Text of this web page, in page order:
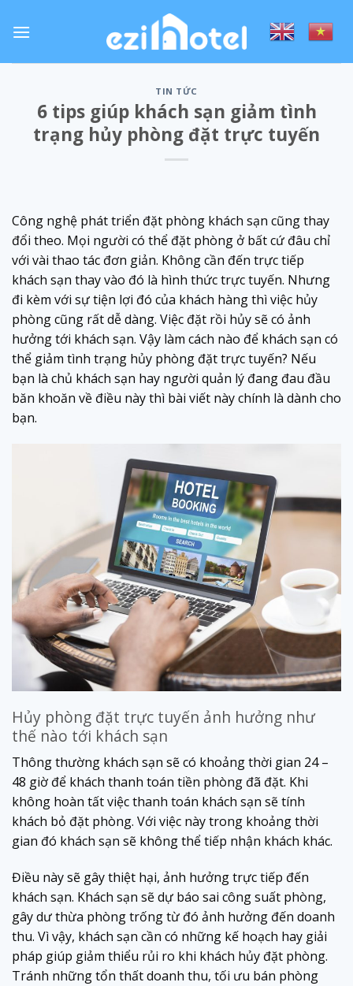
TIN TỨC
6 tips giúp khách sạn giảm tình
trạng hủy phòng đặt trực tuyến
Công nghệ phát triển đặt phòng khách sạn cũng thay
đổi theo. Mọi người có thể đặt phòng ở bất cứ đâu chỉ
với vài thao tác đơn giản. Không cần đến trực tiếp
khách sạn thay vào đó là hình thức trực tuyến. Nhưng
đi kèm với sự tiện lợi đó của khách hàng thì việc hủy
phòng cũng rất dễ dàng. Việc đặt rồi hủy sẽ có ảnh
hưởng tới khách sạn. Vậy làm cách nào để khách sạn có
thể giảm tình trạng hủy phòng đặt trực tuyến? Nếu
bạn là chủ khách sạn hay người quản lý đang đau đầu
băn khoăn về điều này thì bài viết này chính là dành cho
bạn.
Hủy phòng đặt trực tuyến ảnh hưởng như
thế nào tới khách sạn
Thông thường khách sạn sẽ có khoảng thời gian 24 –
48 giờ để khách thanh toán tiền phòng đã đặt. Khi
không hoàn tất việc thanh toán khách sạn sẽ tính
khách bỏ đặt phòng. Với việc này trong khoảng thời
gian đó khách sạn sẽ không thể tiếp nhận khách khác.
Điều này sẽ gây thiệt hại, ảnh hưởng trực tiếp đến
khách sạn. Khách sạn sẽ dự báo sai công suất phòng,
gây dư thừa phòng trống từ đó ảnh hưởng đến doanh
thu. Vì vậy, khách sạn cần có những kế hoạch hay giải
pháp giúp giảm thiểu rủi ro khi khách hủy đặt phòng.
Tránh những tổn thất doanh thu, tối ưu bán phòng